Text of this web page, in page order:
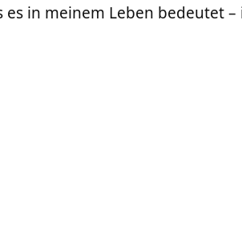
es in meinem Leben bedeutet